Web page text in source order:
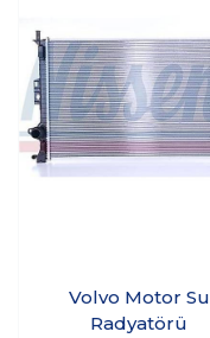
Volvo Motor Su
Radyatörü